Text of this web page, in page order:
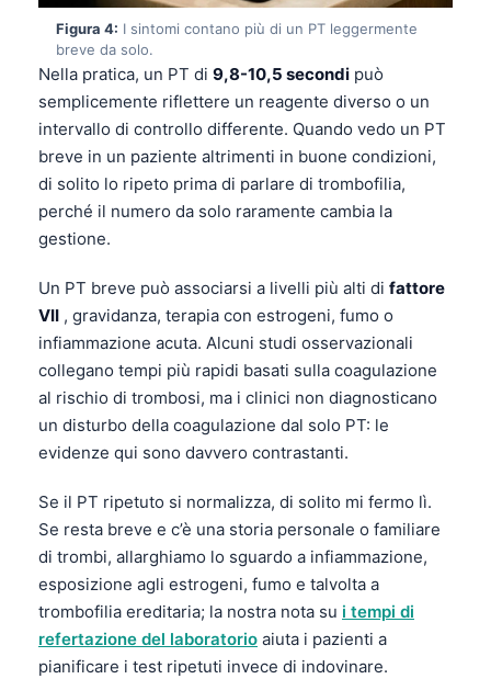
Figura 4: I sintomi contano più di un PT leggermente
breve da solo.
Nella pratica, un PT di 9,8-10,5 secondi può
semplicemente riflettere un reagente diverso o un
intervallo di controllo differente. Quando vedo un PT
breve in un paziente altrimenti in buone condizioni,
di solito lo ripeto prima di parlare di trombofilia,
perché il numero da solo raramente cambia la
gestione.
Un PT breve può associarsi a livelli più alti di fattore
VII , gravidanza, terapia con estrogeni, fumo o
infiammazione acuta. Alcuni studi osservazionali
collegano tempi più rapidi basati sulla coagulazione
al rischio di trombosi, ma i clinici non diagnosticano
un disturbo della coagulazione dal solo PT: le
evidenze qui sono davvero contrastanti.
Se il PT ripetuto si normalizza, di solito mi fermo lì.
Se resta breve e c’è una storia personale o familiare
di trombi, allarghiamo lo sguardo a infiammazione,
esposizione agli estrogeni, fumo e talvolta a
trombofilia ereditaria; la nostra nota su i tempi di
refertazione del laboratorio aiuta i pazienti a
pianificare i test ripetuti invece di indovinare.